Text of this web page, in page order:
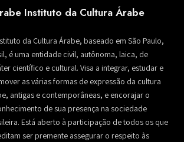
Instituto da Cultura Árabe
da Cultura Árabe, baseado em São Paulo,
é uma entidade civil, autônoma, laica, de
científico e cultural. Visa a integrar, estudar e
as várias formas de expressão da cultura
antigas e contemporâneas, e encorajar o
de sua presença na sociedade
Está aberto à participação de todos os que
ser premente assegurar o respeito às